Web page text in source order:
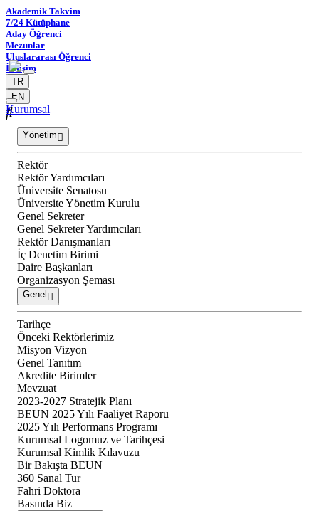
Akademik Takvim
7/24 Kütüphane
Aday Öğrenci
Mezunlar
Uluslararası Öğrenci
İletişim
TR
EN
Kurumsal
Yönetim
Rektör
Rektör Yardımcıları
Üniversite Senatosu
Üniversite Yönetim Kurulu
Genel Sekreter
Genel Sekreter Yardımcıları
Rektör Danışmanları
İç Denetim Birimi
Daire Başkanları
Organizasyon Şeması
Genel
Tarihçe
Önceki Rektörlerimiz
Misyon Vizyon
Genel Tanıtım
Akredite Birimler
Mevzuat
2023-2027 Stratejik Planı
BEUN 2025 Yılı Faaliyet Raporu
2025 Yılı Performans Programı
Kurumsal Logomuz ve Tarihçesi
Kurumsal Kimlik Kılavuzu
Bir Bakışta BEUN
360 Sanal Tur
Fahri Doktora
Basında Biz